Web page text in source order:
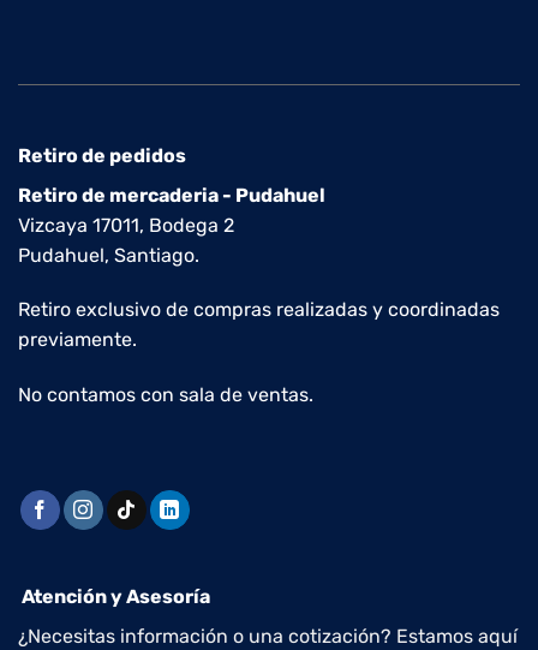
Retiro de pedidos
Retiro de mercaderia - Pudahuel
Vizcaya 17011, Bodega 2
Pudahuel, Santiago.
Retiro exclusivo de compras realizadas y coordinadas
previamente.
No contamos con sala de ventas.
Atención y Asesoría
¿Necesitas información o una cotización? Estamos aquí